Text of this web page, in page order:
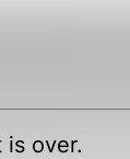
is over.